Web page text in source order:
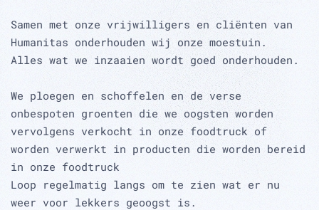
Samen met onze vrijwilligers en cliënten van
Humanitas onderhouden wij onze moestuin.
Alles wat we inzaaien wordt goed onderhouden.
We ploegen en schoffelen en de verse
onbespoten groenten die we oogsten worden
vervolgens verkocht in onze foodtruck of
worden verwerkt in producten die worden bereid
in onze foodtruck
Loop regelmatig langs om te zien wat er nu
weer voor lekkers geoogst is.